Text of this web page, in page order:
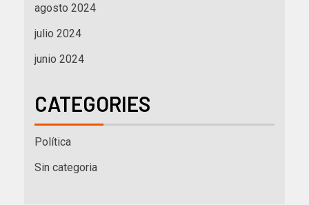
agosto 2024
julio 2024
junio 2024
CATEGORIES
Política
Sin categoria